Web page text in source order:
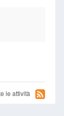
le attività